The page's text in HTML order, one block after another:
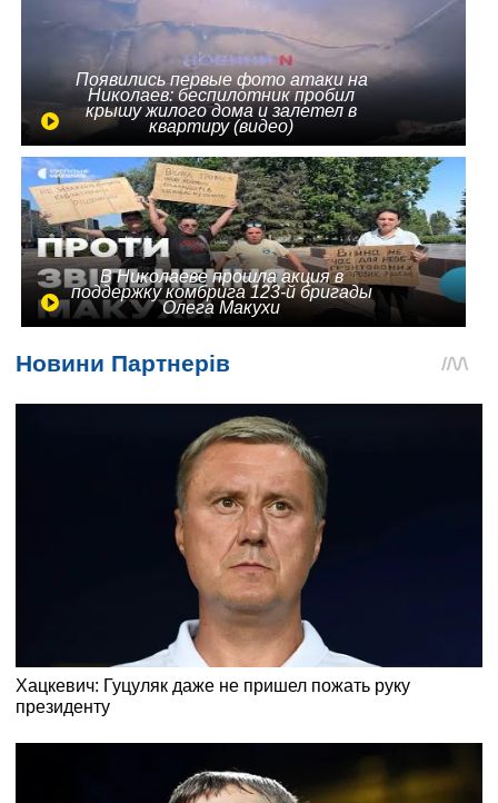
Появились первые фото атаки на
Николаев: беспилотник пробил
крышу жилого дома и залетел в
квартиру (видео)
В Николаеве прошла акция в
поддержку комбрига 123-й бригады
Олега Макухи